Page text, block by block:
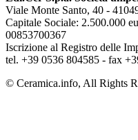
Viale Monte Santo, 40 -
Capitale Sociale: 2.500.000
00853700367
Iscrizione al Registro delle
tel. +39 0536 804585 - fax
© Ceramica.info, All Rights